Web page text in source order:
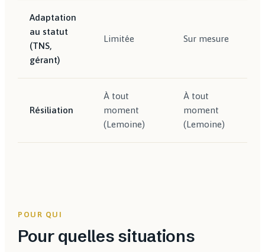
Adaptation
au statut
(TNS,
gérant)
Limitée Sur mesure
Résiliation
À tout
moment
(Lemoine)
À tout
moment
(Lemoine)
POUR QUI
Pour quelles situations